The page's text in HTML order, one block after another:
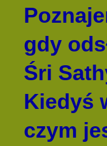
gdy
Śri
Kiedyś
czym